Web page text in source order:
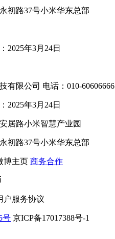
初路37号小米华东总部
2025年3月24日
有限公司 电话：010-60606666
2025年3月24日
居路小米智慧产业园
初路37号小米华东总部
博主页 商务合作
户服务协议
号 京ICP备17017388号-1